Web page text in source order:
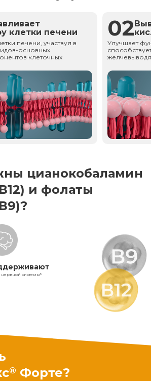
клетки печени
печени, участвуя в
основных
клеточных
02
Улучшает
цианокобаламин
и фолаты
нервной системы5
® Форте?